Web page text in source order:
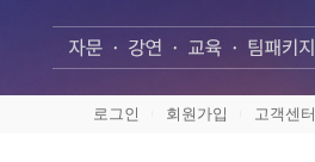
로그인 회원가입 고객센터